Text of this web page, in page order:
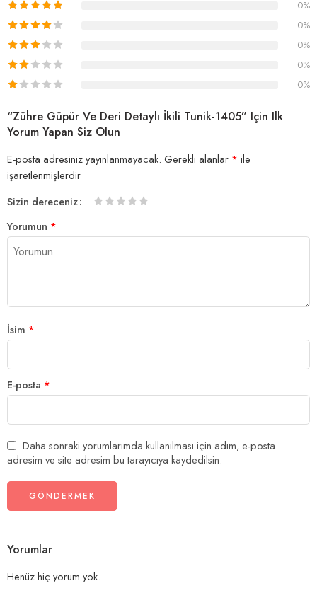
0%
0%
0%
0%
0%
“Zühre Güpür Ve Deri Detaylı İkili Tunik-1405” Için Ilk
Yorum Yapan Siz Olun
E-posta adresiniz yayınlanmayacak. Gerekli alanlar * ile
işaretlenmişlerdir
Sizin dereceniz
Yorumun *
İsim *
E-posta *
Daha sonraki yorumlarımda kullanılması için adım, e-posta
adresim ve site adresim bu tarayıcıya kaydedilsin.
Yorumlar
Henüz hiç yorum yok.